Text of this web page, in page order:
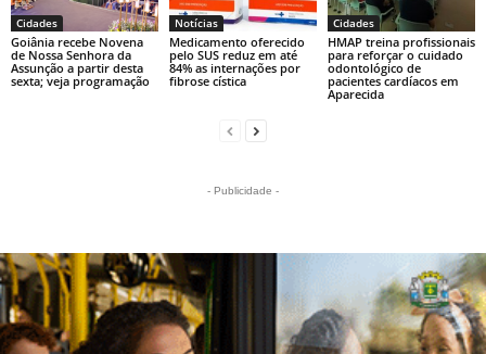
Cidades
Goiânia recebe Novena
de Nossa Senhora da
Assunção a partir desta
sexta; veja programação
Notícias
Medicamento oferecido
pelo SUS reduz em até
84% as internações por
fibrose cística
Cidades
HMAP treina profissionais
para reforçar o cuidado
odontológico de
pacientes cardíacos em
Aparecida
- Publicidade -